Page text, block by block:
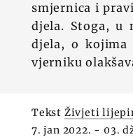
smjernica i
djela. Stoga, u
djela, o kojima
vjerniku
Tekst Živjeti
7. jan 2022. - 03.